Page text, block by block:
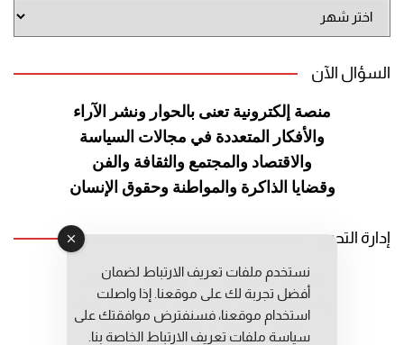
الموقع
السؤال الآن
منصة إلكترونية تعنى بالحوار ونشر الآراء
والأفكار المتعددة في مجالات السياسة
والاقتصاد والمجتمع والثقافة والفن
وقضايا الذاكرة والمواطنة وحقوق الإنسان
إدارة التحرير
رئيس التحرير: عبد الرحيم التوراني
رئيس التحرير المساعد: المعطي قبال
مديرة التحرير: فاطمة حوحو
نستخدم ملفات تعريف الارتباط لضمان
أفضل تجربة لك على موقعنا. إذا واصلت
استخدام موقعنا، فسنفترض موافقتك على
سياسة ملفات تعريف الارتباط الخاصة بنا.